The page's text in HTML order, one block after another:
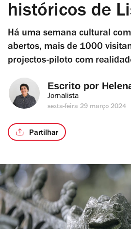
históricos de
Há uma semana cultural
abertos, mais de 1000
projectos-piloto com
Escrito por
Jornalista
sexta-feira 29 março 2024
Partilhar